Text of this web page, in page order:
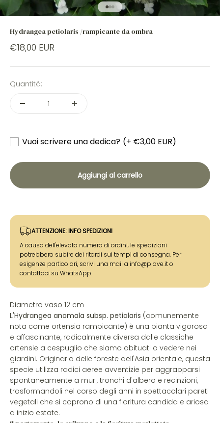
Vai all'articolo 1
Vai all'articolo 2
Vai all'articolo 3
Hydrangea petiolaris /rampicante da ombra
€18,00 EUR
Quantità:
Vuoi scrivere una dedica? (+ €3,00 EUR)
Aggiungi al carrello
ATTENZIONE: INFO SPEDIZIONI
A causa dell'elevato numero di ordini, le spedizioni
potrebbero subire dei ritardi sui tempi di consegna. Per
esigenze particolari, scrivi una mail a info@plove.it o
contattaci su WhatsApp.
Diametro vaso 12 cm
L'Hydrangea anomala subsp. petiolaris (comunemente
nota come ortensia rampicante) è una pianta vigorosa
e affascinante, radicalmente diversa dalle classiche
ortensie a cespuglio che siamo abituati a vedere nei
giardini. Originaria delle foreste dell'Asia orientale, questa
specie utilizza radici aeree avventizie per aggrapparsi
spontaneamente a muri, tronchi d'albero e recinzioni,
trasformandoli nel corso degli anni in spettacolari pareti
vegetali che si coprono di una fioritura candida e ariosa
a inizio estate.